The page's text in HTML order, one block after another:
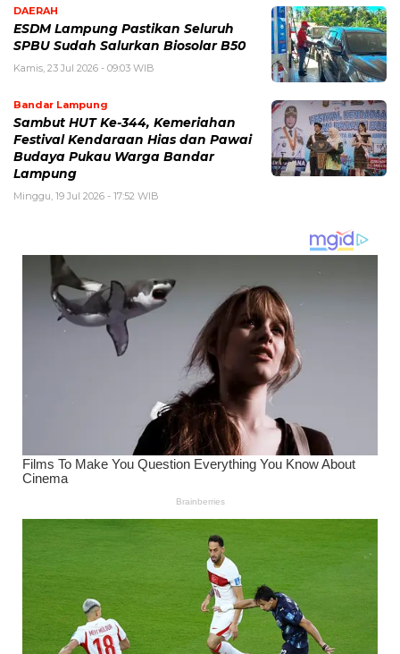
DAERAH
ESDM Lampung Pastikan Seluruh
SPBU Sudah Salurkan Biosolar B50
Kamis, 23 Jul 2026 - 09:03 WIB
Bandar Lampung
Sambut HUT Ke-344, Kemeriahan
Festival Kendaraan Hias dan Pawai
Budaya Pukau Warga Bandar
Lampung
Minggu, 19 Jul 2026 - 17:52 WIB